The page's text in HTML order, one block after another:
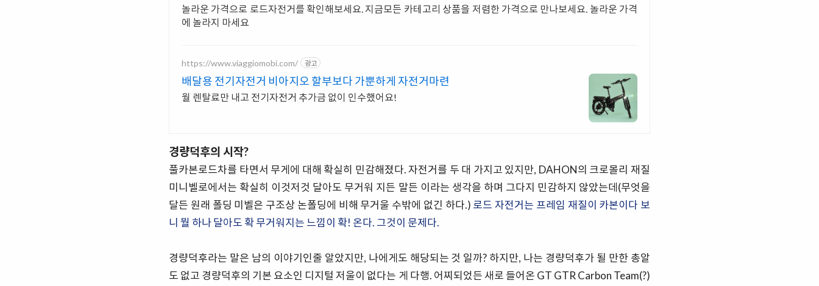
놀라운 가격으로 로드자전거를 확인해보세요. 지금모든 카테고리 상품을 저렴한 가격으로 만나보세요. 놀라운 가격
에 놀라지 마세요
https://www.viaggiomobi.com/ 광고
배달용 전기자전거 비아지오 할부보다 가뿐하게 자전거마련
월 렌탈료만 내고 전기자전거 추가금 없이 인수했어요!
경량덕후의 시작?
풀카본로드차를 타면서 무게에 대해 확실히 민감해졌다. 자전거를 두 대 가지고 있지만, DAHON의 크로몰리 재질
미니벨로에서는 확실히 이것저것 달아도 무거워 지든 말든 이라는 생각을 하며 그다지 민감하지 않았는데(무엇을
달든 원래 폴딩 미벨은 구조상 논폴딩에 비해 무거울 수밖에 없긴 하다.) 로드 자전거는 프레임 재질이 카본이다 보
니 뭘 하나 달아도 확 무거워지는 느낌이 확! 온다. 그것이 문제다.
경량덕후라는 말은 남의 이야기인줄 알았지만, 나에게도 해당되는 것 일까? 하지만, 나는 경량덕후가 될 만한 총알
도 없고 경량덕후의 기본 요소인 디지털 저울이 없다는 게 다행. 어찌되었든 새로 들어온 GT GTR Carbon Team(?)